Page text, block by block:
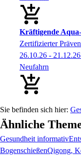
Kräftigende
Zertifizierter
26.10.26 - 21.12.26
Neufahrn
Ähnliche
Gesundheit informativ
BogenschießenQigong,